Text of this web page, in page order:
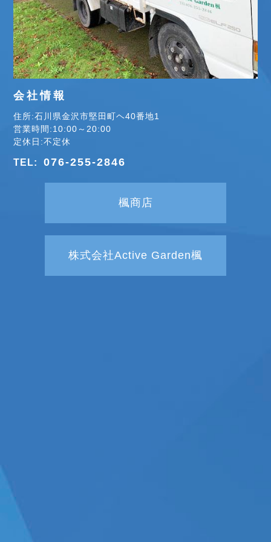
会社情報
住所:石川県金沢市堅田町ヘ40番地1
営業時間:10:00～20:00
定休日:不定休
TEL: 076-255-2846
楓商店
株式会社Active Garden楓